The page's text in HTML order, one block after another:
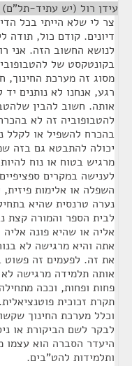
עידן רול (יש עתיד-תל"ם)
צר לי שלא הייתי בכל
דיונים. קודם כול,
לנושא החשוב הזה. אני
בקונטקסט של
מסוג זה מערכת החינוך,
רגע, אנחנו לא נותנים
אותה. חשוב להבין
להטבופוביה זה לא
בהכרח להשפיל או לקלל
יכולה להתבטא גם בזה
מרגיש בטוח או נוח
לענישה במקרים
השפלה או אלימות
נערה טרנסית שהיא
לבית הספר והמורה קצת
אליה או שהיא פונה
אתה והיא מרגישה לא
את זה. לפעמים זה פשוט
אותה תלמידה מרגישה
פחות ופחות, וככה
תקרת זכוכית
וכלל מערכת החינוך
לבקר לשם הביקורת או
היעדר הסברה הוא עצמו
ותלמידות להט"בים.